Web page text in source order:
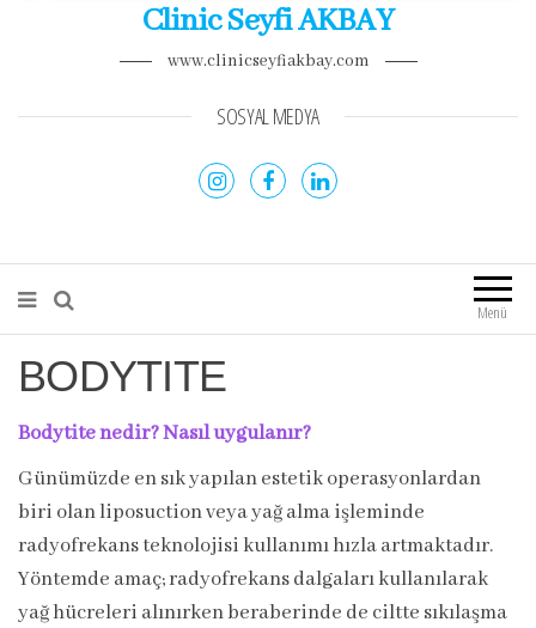
Clinic Seyfi AKBAY
www.clinicseyfiakbay.com
SOSYAL MEDYA
Menü
BODYTITE
Bodytite nedir? Nasıl uygulanır?
Günümüzde en sık yapılan estetik operasyonlardan
biri olan liposuction veya yağ alma işleminde
radyofrekans teknolojisi kullanımı hızla artmaktadır.
Yöntemde amaç; radyofrekans dalgaları kullanılarak
yağ hücreleri alınırken beraberinde de ciltte sıkılaşma